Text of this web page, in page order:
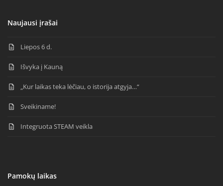
Naujausi įrašai
Liepos 6 d.
Išvyka į Kauną
„Kur laikas teka lėčiau, o istorija atgyja…“
Sveikiname!
Integruota STEAM veikla
Pamokų laikas